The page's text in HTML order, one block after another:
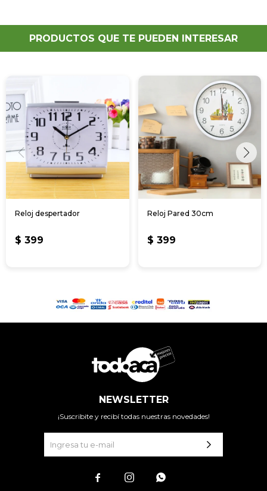
PRODUCTOS QUE TE PUEDEN INTERESAR
Reloj despertador
$ 399
Reloj Pared 30cm
$ 399
NEWSLETTER
¡Suscribite y recibí todas nuestras novedades!
  